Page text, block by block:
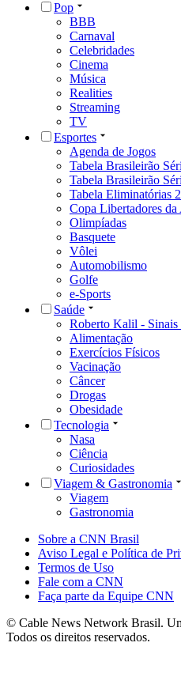
Pop
BBB
Carnaval
Celebridades
Cinema
Música
Realities
Streaming
TV
Esportes
Agenda de Jogos
Tabela Brasileirão
Tabela Brasileirão
Tabela Eliminatórias
Copa Libertadores da
Olimpíadas
Basquete
Vôlei
Automobilismo
Golfe
e-Sports
Saúde
Roberto Kalil - Sinais
Alimentação
Exercícios Físicos
Vacinação
Câncer
Drogas
Obesidade
Tecnologia
Nasa
Ciência
Curiosidades
Viagem & Gastronomia
Viagem
Gastronomia
Sobre a CNN Brasil
Aviso Legal e Política de
Termos de Uso
Fale com a CNN
Faça parte da Equipe CNN
© Cable News Network Brasil.
Todos os direitos reservados.